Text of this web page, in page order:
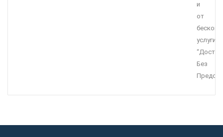
и
от
услуги
Без